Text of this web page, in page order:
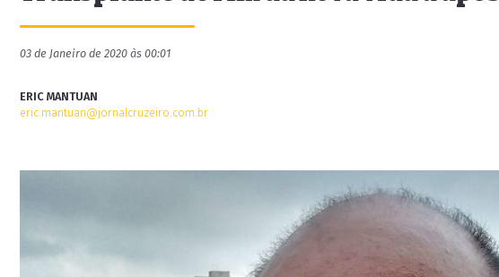
03 de Janeiro de 2020 às 00:01
ERIC MANTUAN
eric.mantuan@jornalcruzeiro.com.br